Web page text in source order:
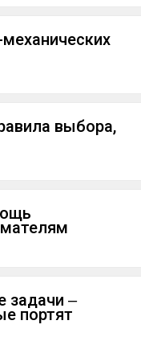
выбора,
задачи ‒
портят